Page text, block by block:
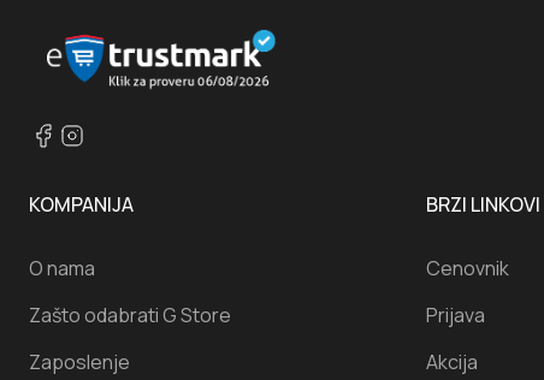
KOMPANIJA
O nama
Zašto odabrati G Store
Zaposlenje
BRZI LINKOVI
Cenovnik
Prijava
Akcija